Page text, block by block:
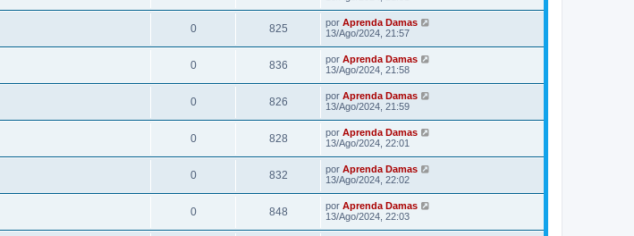
0 825 por Aprenda Damas
13/Ago/2024, 21:57
0 836 por Aprenda Damas
13/Ago/2024, 21:58
0 826 por Aprenda Damas
13/Ago/2024, 21:59
0 828 por Aprenda Damas
13/Ago/2024, 22:01
0 832 por Aprenda Damas
13/Ago/2024, 22:02
0 848 por Aprenda Damas
13/Ago/2024, 22:03